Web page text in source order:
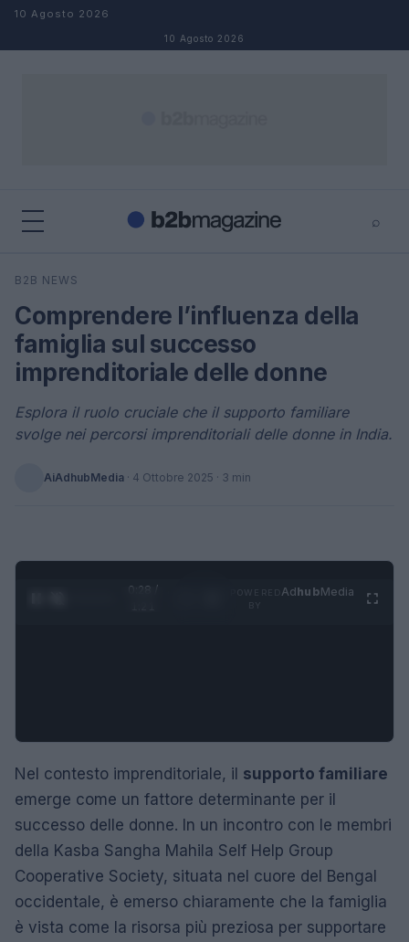
Salta al contenuto
10 Agosto 2026
10 Agosto 2026
⌕
Cerca
B2B NEWS
Comprendere l’influenza della
famiglia sul successo
imprenditoriale delle donne
Esplora il ruolo cruciale che il supporto familiare
svolge nei percorsi imprenditoriali delle donne in India.
AiAdhubMedia · 4 Ottobre 2025 · 3 min
0:28 /
AdhubMedia
Nel contesto imprenditoriale, il supporto familiare
emerge come un fattore determinante per il
successo delle donne. In un incontro con le membri
della Kasba Sangha Mahila Self Help Group
Cooperative Society, situata nel cuore del Bengal
occidentale, è emerso chiaramente che la famiglia
è vista come la risorsa più preziosa per supportare